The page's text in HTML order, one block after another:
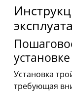
Установка
требующая